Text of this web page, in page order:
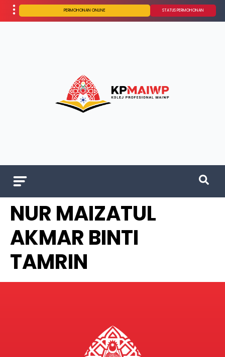
PERMOHONAN ONLINE STATUS PERMOHONAN
NUR MAIZATUL
AKMAR BINTI
TAMRIN